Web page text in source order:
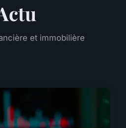
et immobilière